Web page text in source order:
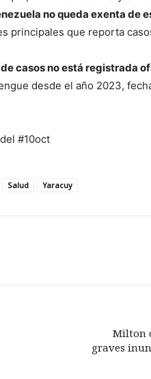
no queda exenta de
principales que reporta
casos no está registrada
desde el año 2023,
#10oct
Salud Yaracuy
Milton
graves